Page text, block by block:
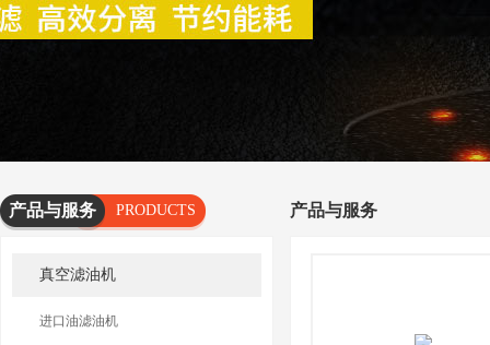
产品与服务
PRODUCTS
真空滤油机
进口油滤油机
产品与服务